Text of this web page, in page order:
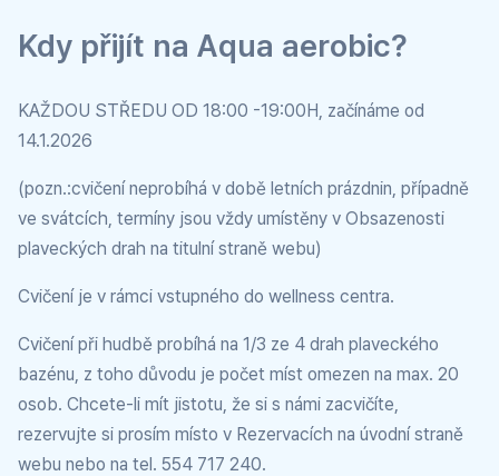
Kdy přijít na Aqua aerobic?
KAŽDOU STŘEDU OD 18:00 -19:00H, začínáme od
14.1.2026
(pozn.:cvičení neprobíhá v době letních prázdnin, případně
ve svátcích, termíny jsou vždy umístěny v Obsazenosti
plaveckých drah na titulní straně webu)
Cvičení je v rámci vstupného do wellness centra.
Cvičení při hudbě probíhá na 1/3 ze 4 drah plaveckého
bazénu, z toho důvodu je počet míst omezen na max. 20
osob. Chcete-li mít jistotu, že si s námi zacvičíte,
rezervujte si prosím místo v Rezervacích na úvodní straně
webu nebo na tel. 554 717 240.